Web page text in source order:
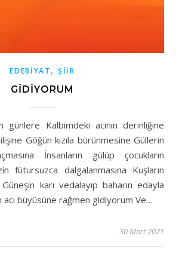
EDEBIYAT , ŞIIR
GİDİYORUM
Göğün kızıla bürünmesine Güllerin
İnsanların gülüp çocukların
fütursuzca dalgalanmasına Kuşların
Güneşin karı vedalayıp baharın edayla
acı büyüsüne rağmen gidiyorum Ve…
30 Mart 2021